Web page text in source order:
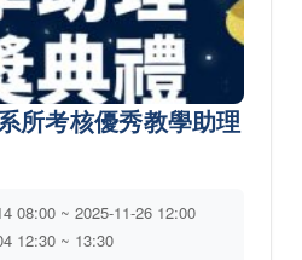
所考核優秀教學助理
08:00 ~ 2025-11-26 12:00
12:30 ~ 13:30